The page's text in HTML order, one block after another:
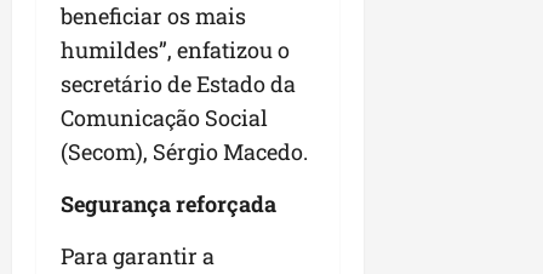
beneficiar os mais
humildes”, enfatizou o
secretário de Estado da
Comunicação Social
(Secom), Sérgio Macedo.
Segurança reforçada
Para garantir a